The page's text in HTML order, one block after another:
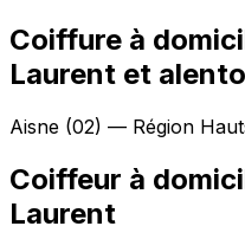
Coiffure à
Laurent et
Aisne (02) — Région
Coiffeur à
Laurent